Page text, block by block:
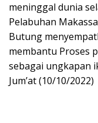
meninggal dunia
Pelabuhan
Butung
membantu Proses
sebagai ungkapan
Jum’at (10/10/2022)